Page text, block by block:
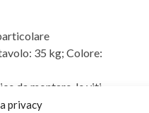
privacy
35 kg; Colore:
da montare, le viti